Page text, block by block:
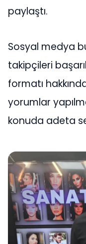
paylaştı.
Sosyal medya
takipçileri
formatı
yorumlar
konuda adeta